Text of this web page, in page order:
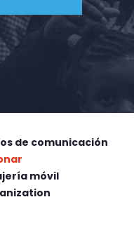
de comunicación
móvil